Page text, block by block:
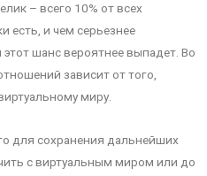
– всего 10% от всех
есть, и чем серьезнее
шанс вероятнее выпадет. Во
зависит от того,
миру.
для сохранения дальнейших
с виртуальным миром или до